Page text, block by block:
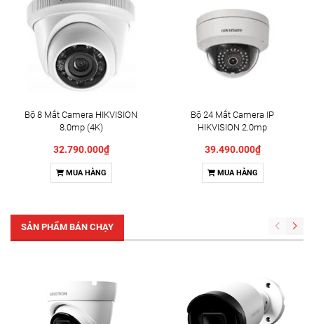
Bộ 8 Mắt Camera HIKVISION
8.0mp (4K)
32.790.000₫
MUA HÀNG
Bộ 24 Mắt Camera IP
HIKVISION 2.0mp
39.490.000₫
MUA HÀNG
SẢN PHẨM BÁN CHẠY